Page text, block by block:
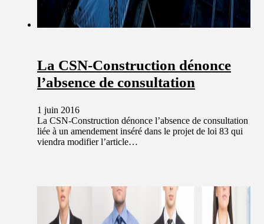
La CSN-Construction dénonce
l’absence de consultation
1 juin 2016
La CSN-Construction dénonce l’absence de consultation
liée à un amendement inséré dans le projet de loi 83 qui
viendra modifier l’article…